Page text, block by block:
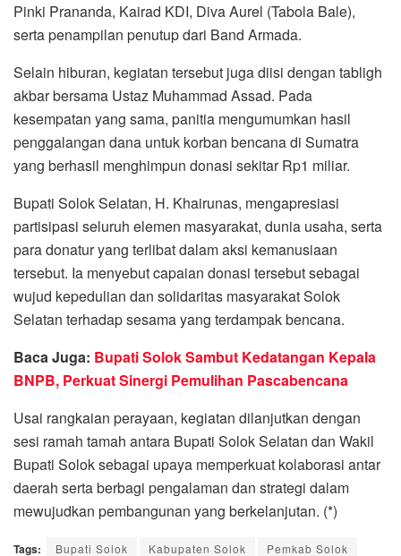
Pinki Prananda, Kairad KDI, Diva Aurel (Tabola Bale),
serta penampilan penutup dari Band Armada.
Selain hiburan, kegiatan tersebut juga diisi dengan tabligh
akbar bersama Ustaz Muhammad Assad. Pada
kesempatan yang sama, panitia mengumumkan hasil
penggalangan dana untuk korban bencana di Sumatra
yang berhasil menghimpun donasi sekitar Rp1 miliar.
Bupati Solok Selatan, H. Khairunas, mengapresiasi
partisipasi seluruh elemen masyarakat, dunia usaha, serta
para donatur yang terlibat dalam aksi kemanusiaan
tersebut. Ia menyebut capaian donasi tersebut sebagai
wujud kepedulian dan solidaritas masyarakat Solok
Selatan terhadap sesama yang terdampak bencana.
Baca Juga: Bupati Solok Sambut Kedatangan Kepala
BNPB, Perkuat Sinergi Pemulihan Pascabencana
Usai rangkaian perayaan, kegiatan dilanjutkan dengan
sesi ramah tamah antara Bupati Solok Selatan dan Wakil
Bupati Solok sebagai upaya memperkuat kolaborasi antar
daerah serta berbagi pengalaman dan strategi dalam
mewujudkan pembangunan yang berkelanjutan. (*)
Tags: Bupati Solok Kabupaten Solok Pemkab Solok